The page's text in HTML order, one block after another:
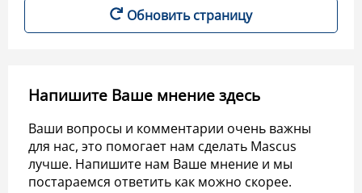
Обновить страницу
Напишите Ваше мнение здесь
Ваши вопросы и комментарии очень важны
для нас, это помогает нам сделать Mascus
лучше. Напишите нам Ваше мнение и мы
постараемся ответить как можно скорее.